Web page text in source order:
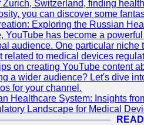
Zurich, Switzerland, finding
you can discover some
Exploring the Russian
YouTube has become a
audience. One particular
related to medical devices
on creating YouTube content
a wider audience? Let's dive
for your channel.
Healthcare System: Insights
Landscape for Medical